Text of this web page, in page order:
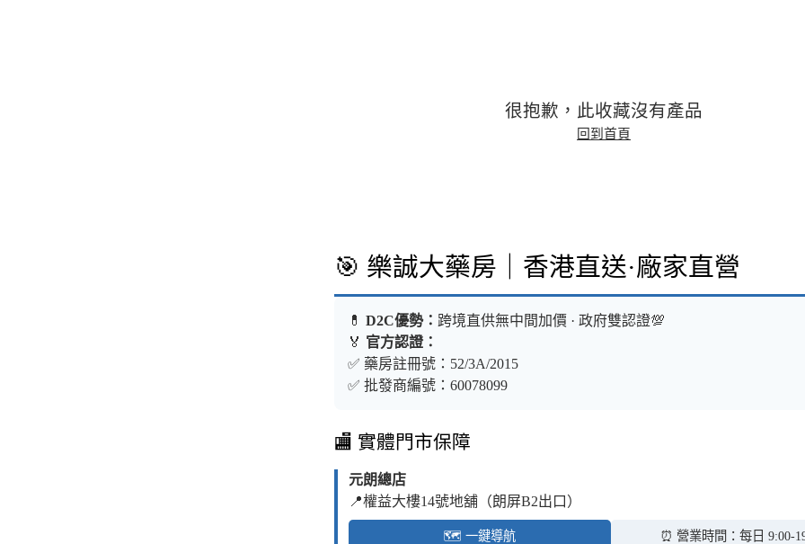
很抱歉，此收藏沒有產品
回到首頁
🎯 樂誠大藥房｜香港直送·廠家直營
💊 D2C優勢： 跨境直供無中間加價 · 政府雙認證💯
🏅 官方認證：
✅ 藥房註冊號：52/3A/2015
✅ 批發商編號：60078099
🏬 實體門市保障
元朗總店
📍權益大樓14號地舖（朗屏B2出口）
🗺️ 一鍵導航 ⏰ 營業時間：每日 9:00-